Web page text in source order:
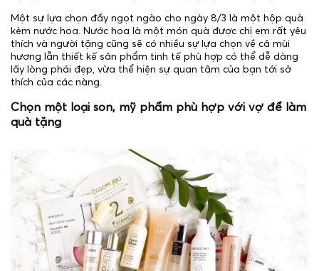
Một sự lựa chọn đầy ngọt ngào cho ngày 8/3 là một hộp quà
kèm nước hoa. Nước hoa là một món quà được chị em rất yêu
thích và người tặng cũng sẽ có nhiều sự lựa chọn về cả mùi
hương lẫn thiết kế sản phẩm tinh tế phù hợp có thể dễ dàng
lấy lòng phái đẹp, vừa thể hiện sự quan tâm của bạn tới sở
thích của các nàng.
Chọn một loại son, mỹ phẩm phù hợp với vợ để làm
quà tặng